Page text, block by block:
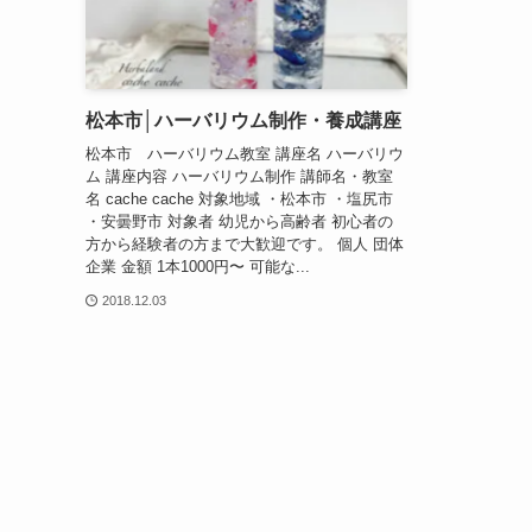
松本市│ハーバリウム制作・養成講座
松本市 ハーバリウム教室 講座名 ハーバリウ
ム 講座内容 ハーバリウム制作 講師名・教室
名 cache cache 対象地域 ・松本市 ・塩尻市
・安曇野市 対象者 幼児から高齢者 初心者の
方から経験者の方まで大歓迎です。 個人 団体
企業 金額 1本1000円〜 可能な...
2018.12.03